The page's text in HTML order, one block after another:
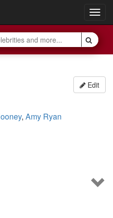
Edit
, Amy Ryan